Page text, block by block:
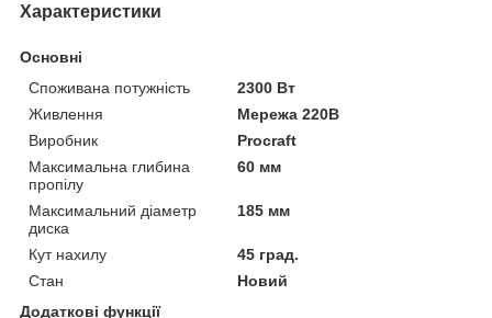
Характеристики
Основні
Споживана потужність
2300 Вт
Живлення
Мережа 220В
Виробник
Procraft
Максимальна глибина
пропілу
60 мм
Максимальний діаметр
диска
185 мм
Кут нахилу
45 град.
Стан
Новий
Додаткові функції